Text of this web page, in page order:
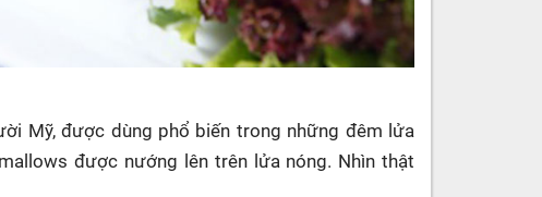
Mỹ, được dùng phổ biến trong những đêm lửa
được nướng lên trên lửa nóng. Nhìn thật